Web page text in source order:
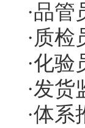
·品管
·质检
·化验
·发货
·体系